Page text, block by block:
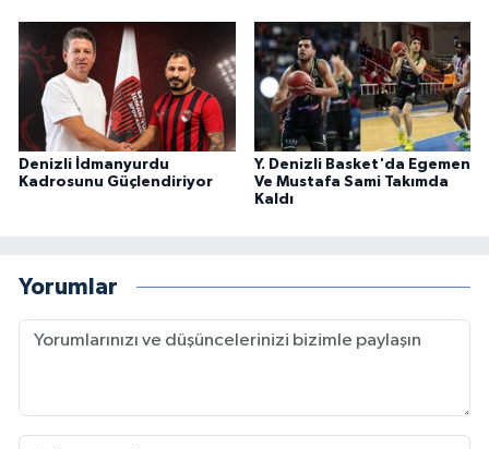
Denizli İdmanyurdu
Kadrosunu Güçlendiriyor
Y. Denizli Basket'da Egemen
Ve Mustafa Sami Takımda
Kaldı
Yorumlar